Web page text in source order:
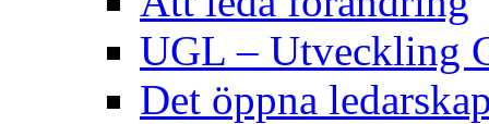
UGL – Utveckling
Det öppna